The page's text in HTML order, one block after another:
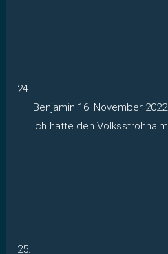
Benjamin 16. November 2022
Ich hatte den Volksstrohhalm